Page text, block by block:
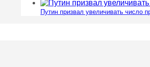
Путин призвал увеличивать число